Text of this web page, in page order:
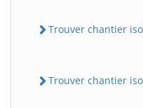
Trouver chantier
Trouver chantier